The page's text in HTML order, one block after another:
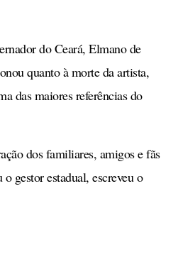
do Ceará, Elmano de
quanto à morte da artista,
das maiores referências do
dos familiares, amigos e fãs
gestor estadual, escreveu o